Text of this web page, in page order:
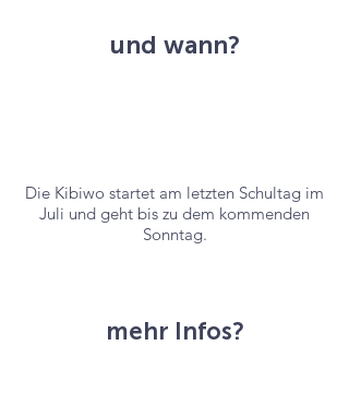
und wann?
Die Kibiwo startet am letzten Schultag im
Juli und geht bis zu dem kommenden
Sonntag.
mehr Infos?